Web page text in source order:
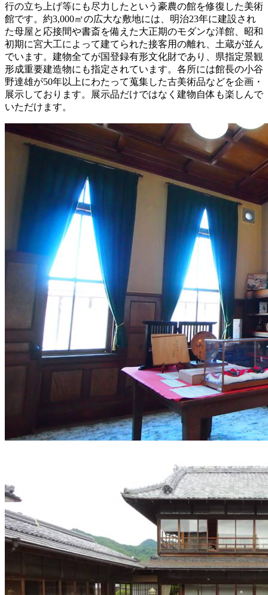
行の立ち上げ等にも尽力したという豪農の館を修復した美術
館です。約3,000㎡の広大な敷地には、明治23年に建設され
た母屋と応接間や書斎を備えた大正期のモダンな洋館、昭和
初期に宮大工によって建てられた接客用の離れ、土蔵が並ん
でいます。建物全てが国登録有形文化財であり、県指定景観
形成重要建造物にも指定されています。各所には館長の小谷
野達雄が50年以上にわたって蒐集した古美術品などを企画・
展示しております。展示品だけではなく建物自体も楽しんで
いただけます。